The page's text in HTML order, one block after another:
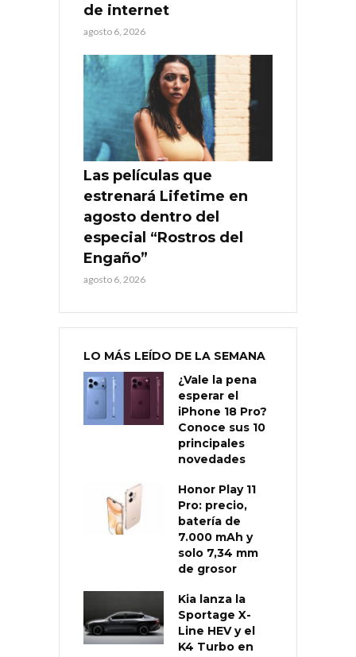
de internet
agosto 6, 2026
Las películas que
estrenará Lifetime en
agosto dentro del
especial “Rostros del
Engaño”
agosto 6, 2026
LO MÁS LEÍDO DE LA SEMANA
¿Vale la pena
esperar el
iPhone 18 Pro?
Conoce sus 10
principales
novedades
Honor Play 11
Pro: precio,
batería de
7.000 mAh y
solo 7,34 mm
de grosor
Kia lanza la
Sportage X-
Line HEV y el
K4 Turbo en